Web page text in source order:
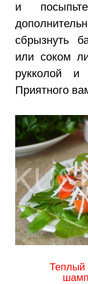
и
сбрызнуть
или соком
рукколой и
Приятного
Теплый